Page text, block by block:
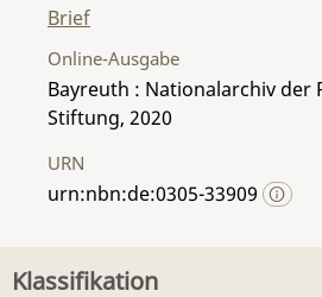
Brief
Online-Ausgabe
Bayreuth : Nationalarchiv der
Stiftung, 2020
URN
urn:nbn:de:0305-33909
Klassifikation